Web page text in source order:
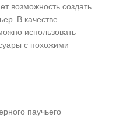
возможность создать
В качестве
использовать
с похожими
паучьего